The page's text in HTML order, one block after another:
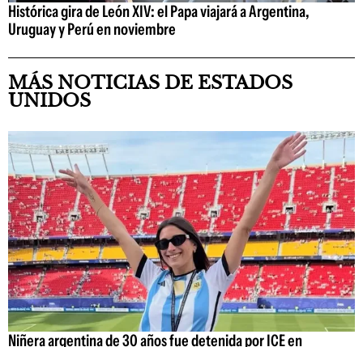
Histórica gira de León XIV: el Papa viajará a Argentina,
Uruguay y Perú en noviembre
MÁS NOTICIAS DE ESTADOS
UNIDOS
Niñera argentina de 30 años fue detenida por ICE en